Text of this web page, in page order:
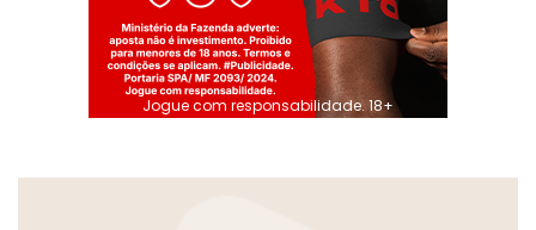
Jogue com responsabilidade. 18+